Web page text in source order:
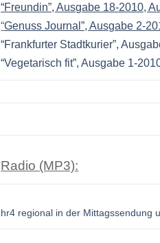
“Freundin”, Ausgabe 18-2010,
“Genuss Journal”, Ausgabe 2-
“Frankfurter Stadtkurier”,
“Vegetarisch fit”, Ausgabe 1-
Radio (MP3):
hr4 regional in der Mittagssendung